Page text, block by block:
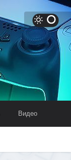
Видео